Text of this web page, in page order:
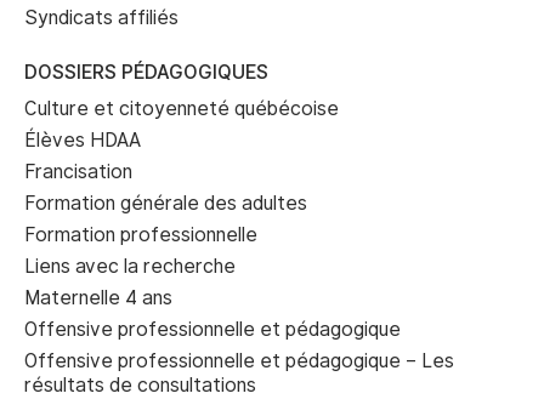
Syndicats affiliés
DOSSIERS PÉDAGOGIQUES
Culture et citoyenneté québécoise
Élèves HDAA
Francisation
Formation générale des adultes
Formation professionnelle
Liens avec la recherche
Maternelle 4 ans
Offensive professionnelle et pédagogique
Offensive professionnelle et pédagogique – Les
résultats de consultations